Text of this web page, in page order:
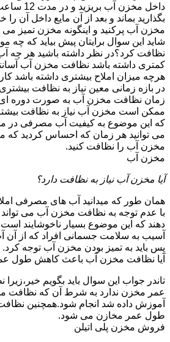
داخل مخزن
بگذارید بماند و بعد از آن مایع داخل آن
مخزن آب پرکنید و اینگونه مخزن تمیز
شاید این سوال برایتان پیش بیاید که چه
نظافت کرد؟در نظر داشته باشید هر چه
کمتری داشته باشد نظافت مخزن آب
هرچه میزان املاح بیشتری داشته باشد
در بازه زمانی معین نیاز به نظافت
زمان نظافت مخزن آب به صورت دوره
ممکن است مخزن آب نیاز به نظافت
که این موضوع به کیفیت آب مصرفی در
می توانید هر زمان که احساس کردید که
مخزن آب را نظافت کنید.
مخزن آب
آیا مخزن آب نیاز به نظافت دارد؟
همان طور که میدانید آب های مصرفی
با عدم توجه به نظافت مخزن آب می تواند
دهند که این موضوع بسیار ناخوشایند
آسیب به سلامت جسمانی افراد که از
پس باید به تمیز بودن مخزن آب توجه کرد.
آیا نظافت مخزن آب باعث کاهش طول
تاندر جواب این سوال باید بگویم
عمر مخزن ندارد به شرط آن که نظافت
آموزش داده شد انجام شود.همچنین
طول عمر مخازن می شود.
فروش مخزن پلی اتیلن